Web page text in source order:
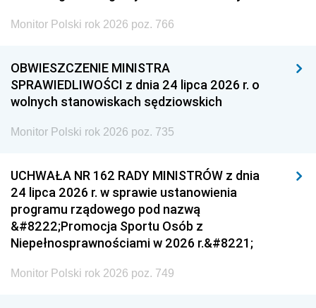
Monitor Polski rok 2026 poz. 766
OBWIESZCZENIE MINISTRA
SPRAWIEDLIWOŚCI z dnia 24 lipca 2026 r. o
wolnych stanowiskach sędziowskich
Monitor Polski rok 2026 poz. 735
UCHWAŁA NR 162 RADY MINISTRÓW z dnia
24 lipca 2026 r. w sprawie ustanowienia
programu rządowego pod nazwą
&#8222;Promocja Sportu Osób z
Niepełnosprawnościami w 2026 r.&#8221;
Monitor Polski rok 2026 poz. 749